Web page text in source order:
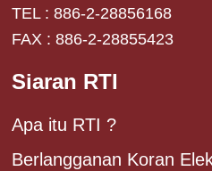
TEL : 886-2-28856168
FAX : 886-2-28855423
Siaran RTI
Apa itu RTI ?
Berlangganan Koran